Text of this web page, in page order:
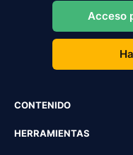
Acceso
CONTENIDO
HERRAMIENTAS